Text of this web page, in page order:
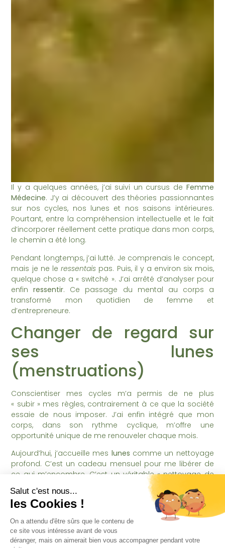
Il y a quelques années, j’ai suivi un cursus de Femme
Médecine. J’y ai découvert des théories passionnantes
sur nos cycles, nos lunes et nos saisons intérieures.
Pourtant, entre la compréhension intellectuelle et le fait
d’incorporer réellement cette pratique dans mon corps,
le chemin a été long.
Pendant longtemps, j’ai lutté. Je comprenais le concept,
mais je ne leressentais pas. Puis, il y a environ six mois,
quelque chose a « switché ». J’ai arrêté d’analyser pour
enfinressentir. Ce passage du mental au corps a
transformé mon quotidien de femme et
d’entrepreneure.
Changer de regard sur
ses lunes
(menstruations)
Conscientiser mes cycles m’a permis de ne plus
« subir » mes règles, contrairement à ce que la société
essaie de nous imposer. J’ai enfin intégré que mon
corps, dans son rythme cyclique, m’offre une
opportunité unique de me renouveler chaque mois.
Aujourd’hui, j’accueille mes lunes comme un nettoyage
profond. C’est un cadeau mensuel pour me libérer de
ce qui m’encombre. C’est un véritable « nettoyage de
printemps » intérieur qui me permet de repartir à neuf,
plus légère.
2. Les quatre saisons
vivantes en nous